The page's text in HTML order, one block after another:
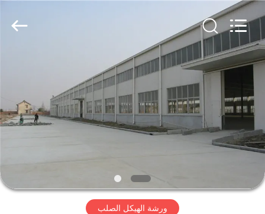
المنزل
المنتجات
فيديوهات
عرض
الواقع
Qingdao
Fabrication
All
Rights
Reserved.
ورشة الهيكل الصلب